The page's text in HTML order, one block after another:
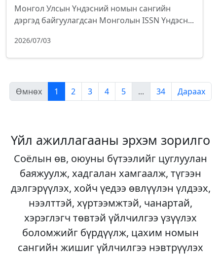
Монгол Улсын Үндэсний номын сангийн
дэргэд байгуулагдсан Монголын ISSN Үндэсн...
2026/07/03
Өмнөх 1 2 3 4 5 ... 34 Дараах
Үйл ажиллагааны эрхэм зорилго
Соёлын өв, оюуны бүтээлийг цуглуулан
баяжуулж, хадгалан хамгаалж, түгээн
дэлгэрүүлэх, хойч үедээ өвлүүлэн үлдээх,
нээлттэй, хүртээмжтэй, чанартай,
хэрэглэгч төвтэй үйлчилгээ үзүүлэх
боломжийг бүрдүүлж, цахим номын
сангийн жишиг үйлчилгээ нэвтрүүлэх